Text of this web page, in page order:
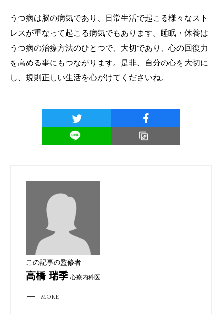
うつ病は脳の病気であり、日常生活で起こる様々なスト
レスが重なって起こる病気でもあります。睡眠・休養は
うつ病の治療方法のひとつで、大切であり、心の回復力
を高める事にもつながります。是非、自分の心を大切に
し、規則正しい生活を心がけてくださいね。
この記事の監修者
高橋 瑞季 心療内科医
MORE